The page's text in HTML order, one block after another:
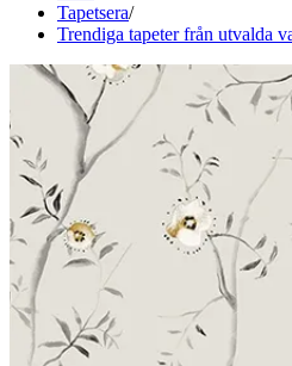
Tapetsera/
Trendiga tapeter från utvalda